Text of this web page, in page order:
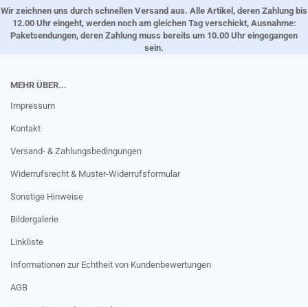
Wir zeichnen uns durch schnellen Versand aus. Alle Artikel, deren Zahlung bis
12.00 Uhr eingeht, werden noch am gleichen Tag verschickt, Ausnahme:
Paketsendungen, deren Zahlung muss bereits um 10.00 Uhr eingegangen
sein.
MEHR ÜBER...
Impressum
Kontakt
Versand- & Zahlungsbedingungen
Widerrufsrecht & Muster-Widerrufsformular
Sonstige Hinweise
Bildergalerie
Linkliste
Informationen zur Echtheit von Kundenbewertungen
AGB